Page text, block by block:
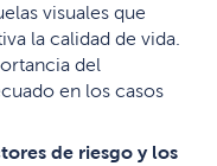
visuales que
la calidad de vida.
del
en los casos
de riesgo y los